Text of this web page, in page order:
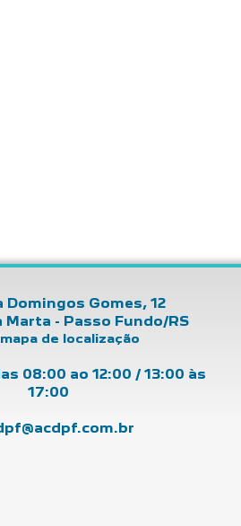
Domingos Gomes, 12
Marta - Passo Fundo/RS
de localização
08:00 ao 12:00 / 13:00 às
17:00